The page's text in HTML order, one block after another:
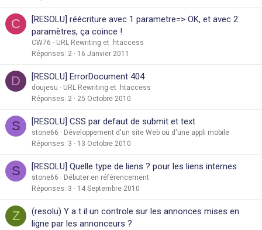
C
[RESOLU] réécriture avec 1 parametre=> OK, et avec 2
paramètres, ça coince !
CW76
URL Rewriting et .htaccess
Réponses 2 16 Janvier 2011
D [RESOLU] ErrorDocument 404
doujesu
URL Rewriting et .htaccess
Réponses 2 25 Octobre 2010
S [RESOLU] CSS par defaut de submit et text
stone66
Développement d'un site Web ou d'une appli mobile
Réponses 3 13 Octobre 2010
S [RESOLU] Quelle type de liens ? pour les liens internes
stone66
Débuter en référencement
Réponses 3 14 Septembre 2010
Z
(resolu) Y a t il un controle sur les annonces mises en
ligne par les annonceurs ?